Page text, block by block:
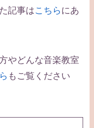
記事はこちら にあ
やどんな音楽教室
もご覧ください